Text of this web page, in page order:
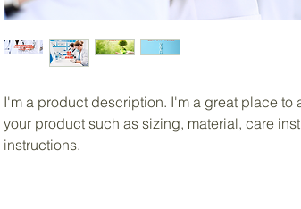
I'm a product description. I'm a great place to
your product such as sizing, material, care
instructions.